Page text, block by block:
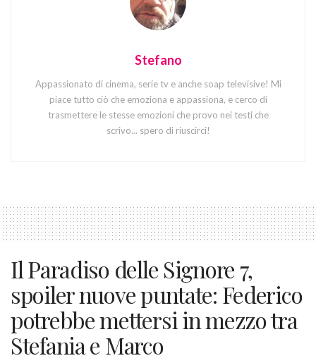
Stefano
Appassionato di cinema, serie tv e anche soap televisive! Mi
piace tutto ciò che emoziona e appassiona, e cerco di
trasmettere le stesse emozioni che provo nei testi che
scrivo... spero di riuscirci!
Il Paradiso delle Signore 7,
spoiler nuove puntate: Federico
potrebbe mettersi in mezzo tra
Stefania e Marco